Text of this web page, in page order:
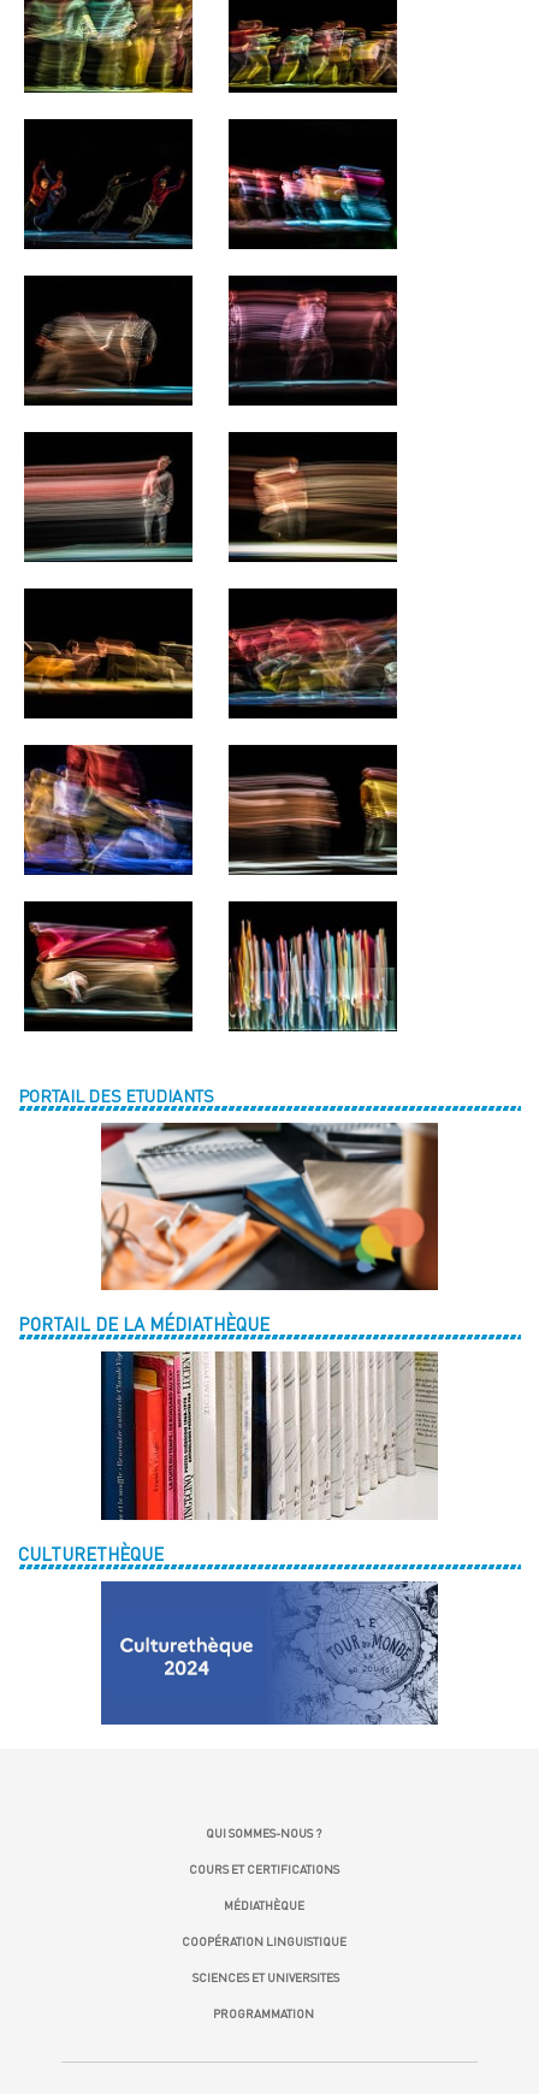
PORTAIL DES ETUDIANTS
PORTAIL DE LA MÉDIATHÈQUE
CULTURETHÈQUE
QUI SOMMES-NOUS ?
COURS ET CERTIFICATIONS
MÉDIATHÈQUE
COOPÉRATION LINGUISTIQUE
SCIENCES ET UNIVERSITES
PROGRAMMATION